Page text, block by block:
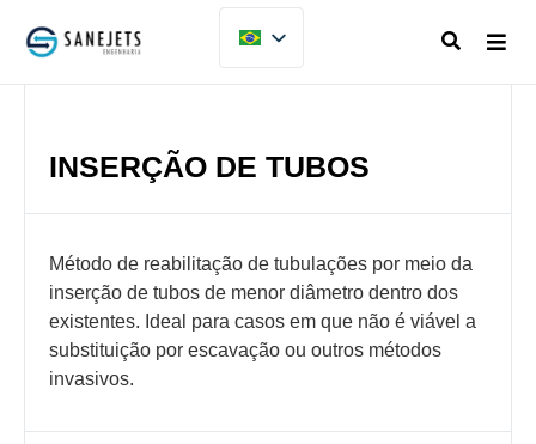
INSERÇÃO DE TUBOS
Método de reabilitação de tubulações por meio da
inserção de tubos de menor diâmetro dentro dos
existentes. Ideal para casos em que não é viável a
substituição por escavação ou outros métodos
invasivos.